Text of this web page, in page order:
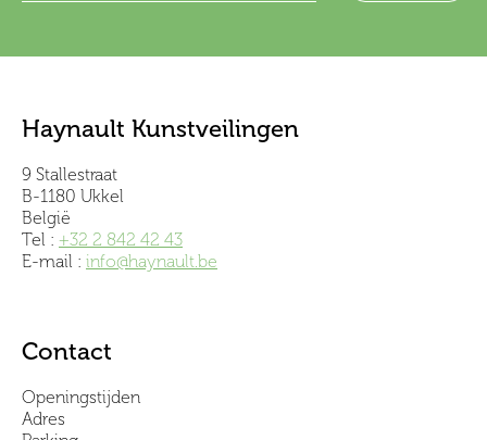
Haynault Kunstveilingen
9 Stallestraat
B-1180 Ukkel
België
Tel : +32 2 842 42 43
E-mail : info@haynault.be
Contact
Openingstijden
Adres